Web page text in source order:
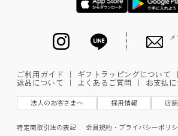
ご利用ガイド ｜ ギフトラッピングについて ｜
返品について ｜ よくあるご質問 ｜ お支払
法人のお客さまへ 採用情報 店
特定商取引法の表記 会員規約・プライバシーポリ